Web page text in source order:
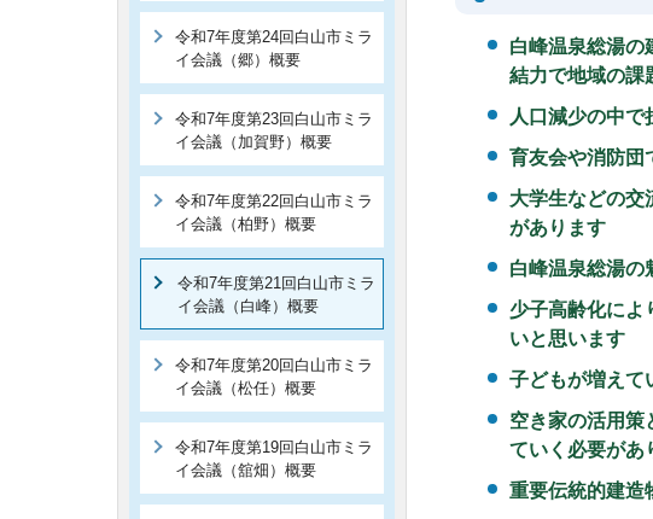
白峰温泉総湯の
結力で地域の課
人口減少の中
育友会や消防団
大学生などの交
があります
白峰温泉総湯の
少子高齢化によ
いと思います
子どもが増えて
空き家の活用策
ていく必要があ
重要伝統的建造
令和7年度第24回白山市ミラ
イ会議（郷）概要
令和7年度第23回白山市ミラ
イ会議（加賀野）概要
令和7年度第22回白山市ミラ
イ会議（柏野）概要
令和7年度第21回白山市ミラ
イ会議（白峰）概要
令和7年度第20回白山市ミラ
イ会議（松任）概要
令和7年度第19回白山市ミラ
イ会議（舘畑）概要